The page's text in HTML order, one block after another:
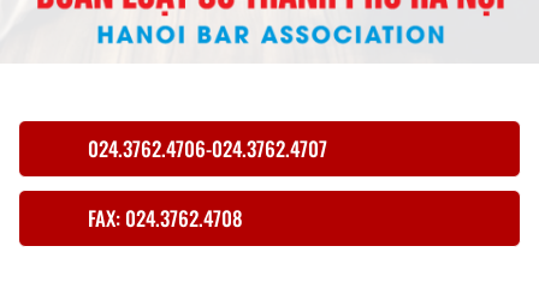
024.3762.4706-024.3762.4707
FAX: 024.3762.4708